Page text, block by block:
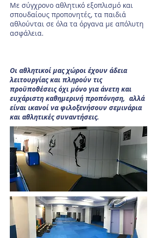
Με σύγχρονο αθλητικό εξοπλισμό και
σπουδαίους προπονητές, τα παιδιά
αθλούνται σε όλα τα όργανα με απόλυτη
ασφάλεια.
Οι αθλητικοί μας χώροι έχουν άδεια
λειτουργίας και πληρούν τις
προϋποθέσεις όχι μόνο για άνετη και
ευχάριστη καθημερινή προπόνηση, αλλά
είναι ικανοί να φιλοξενήσουν σεμινάρια
και αθλητικές συναντήσεις.